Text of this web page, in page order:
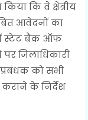
कि वे क्षेत्रीय
आवेदनों का
में स्टेट बैंक ऑफ
जिलाधिकारी
को सभी
कराने के निर्देश